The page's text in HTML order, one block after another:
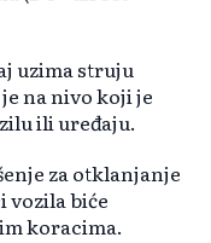
uzima struju
na nivo koji je
ili uređaju.
za otklanjanje
vozila biće
koracima.